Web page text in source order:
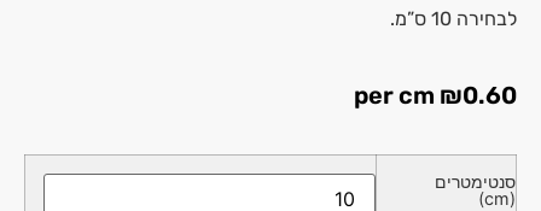
לבחירה 10 ס”מ.
₪0.60
סנטימטרים
(cm)